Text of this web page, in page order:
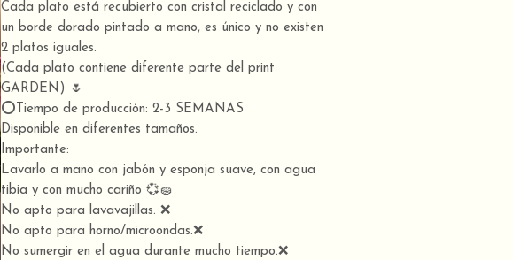
Cada plato está recubierto con cristal reciclado y con
un borde dorado pintado a mano, es único y no existen
2 platos iguales.
(Cada plato contiene diferente parte del print
GARDEN) 🌷
⭕️Tiempo de producción: 2-3 SEMANAS
Disponible en diferentes tamaños.
Importante:
Lavarlo a mano con jabón y esponja suave, con agua
tibia y con mucho cariño 💞🧽
No apto para lavavajillas. ❌
No apto para horno/microondas.❌
No sumergir en el agua durante mucho tiempo.❌